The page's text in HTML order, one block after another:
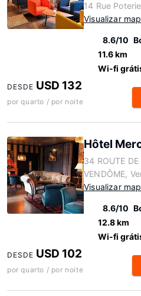
14 Rue
Visualizar
8.6/10
11.6 km
Wi-fi
DESDE USD 132
por quarto / por noite
Hôtel
34 ROUTE
VENDÔME,
Visualizar
8.6/10
12.8 km
Wi-fi
DESDE USD 102
por quarto / por noite